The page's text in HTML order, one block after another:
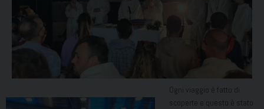
Ogni viaggio è fatto di
scoperte e questo è stato